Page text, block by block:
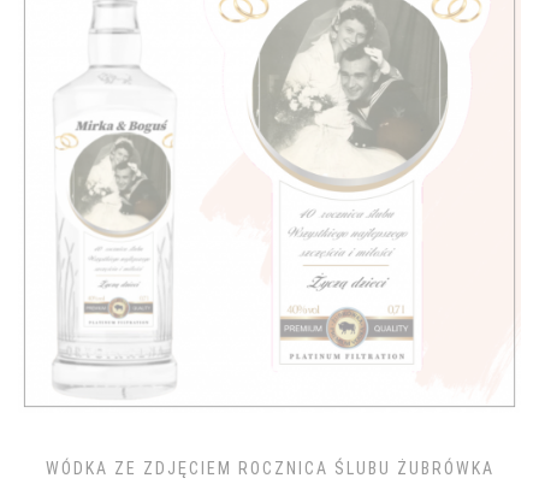
WÓDKA ZE ZDJĘCIEM ROCZNICA ŚLUBU ŻUBRÓWKA